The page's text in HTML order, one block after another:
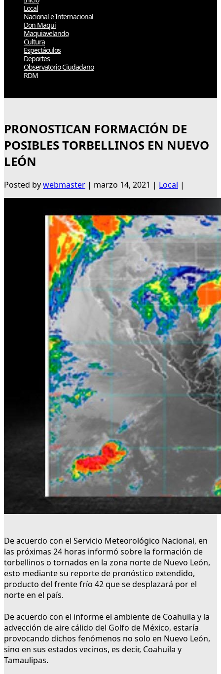
Local
Nacional e Internacional
Don Maqui
Maquiavelando
Cultura
Espectáculos
Deportes
Observatorio Ciudadano
RDM
PRONOSTICAN FORMACIÓN DE
POSIBLES TORBELLINOS EN NUEVO
LEÓN
Posted bywebmaster | marzo 14, 2021 | Local |
De acuerdo con el Servicio Meteorológico Nacional, en
las próximas 24 horas informó sobre la formación de
torbellinos o tornados en la zona norte de Nuevo León,
esto mediante su reporte de pronóstico extendido,
producto del frente frío 42 que se desplazará por el
norte en el país.
De acuerdo con el informe el ambiente de Coahuila y la
advección de aire cálido del Golfo de México, estaría
provocando dichos fenómenos no solo en Nuevo León,
sino en sus estados vecinos, es decir, Coahuila y
Tamaulipas.